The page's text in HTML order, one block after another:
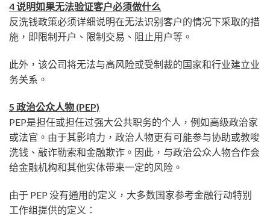
4 说明如果无法验证客户必须做什么
反洗钱政策必须详细说明在无法识别客户的情况下采取的措
施，即限制开户、限制交易、阻止用户等。
此外，该公司将无法与高风险或受制裁的国家和行业建立业
务关系。
5 政治公众人物 (PEP)
PEP是担任或担任过强大公共职务的个人，例如高级政治家
或法官。由于其影响力，政治人物更有可能参与协助或教唆
洗钱、敲诈勒索和金融欺诈。因此，与政治公众人物合作会
给金融机构和其他实体带来一定的风险。
由于 PEP 没有通用的定义，大多数国家参考金融行动特别
工作组提供的定义：